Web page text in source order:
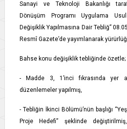
Sanayi ve Teknoloji Bakanlığı
Dönüşüm Programı Uygulama
Değişiklik Yapılmasına Dair Tebliğ”
Resmî Gazete’de yayımlanarak
Bahse konu değişiklik tebliğinde özetle;
- Madde 3, 1’inci fıkrasında yer
düzenlemeler yapılmış,
- Tebliğin İkinci Bölümü’nün başlığı
Proje Hedefi” şeklinde